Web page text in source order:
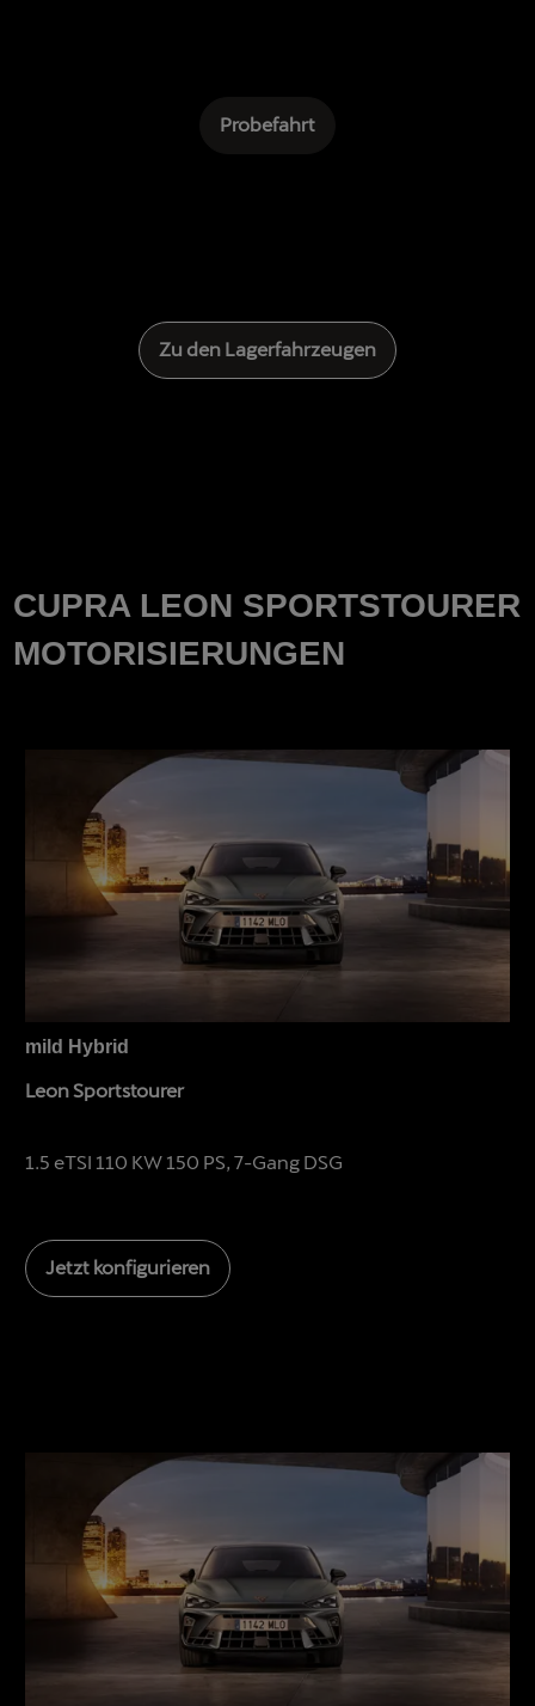
Probefahrt
Zu den Lagerfahrzeugen
CUPRA LEON SPORTSTOURER
MOTORISIERUNGEN
mild Hybrid
Leon Sportstourer
1.5 eTSI 110 KW 150 PS, 7-Gang DSG
Jetzt konfigurieren